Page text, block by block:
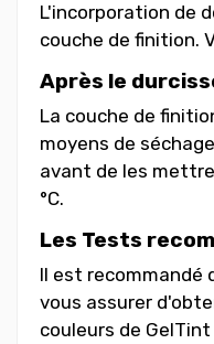
L'incorporation de
couche de finition.
Après le
La couche de
moyens de
avant de les
°C.
Les Tests
Il est recommandé
vous assurer
couleurs de